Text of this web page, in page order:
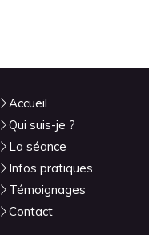
Accueil
Qui suis-je ?
La séance
Infos pratiques
Témoignages
Contact